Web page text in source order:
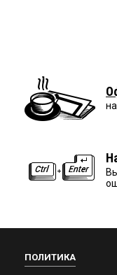
ПОЛИТИКА